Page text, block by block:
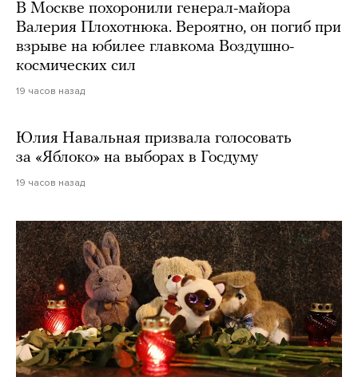
В Москве похоронили генерал-майора
Валерия Плохотнюка. Вероятно, он погиб при
взрыве на юбилее главкома Воздушно-
космических сил
19 часов назад
Юлия Навальная призвала голосовать
за «Яблоко» на выборах в Госдуму
19 часов назад